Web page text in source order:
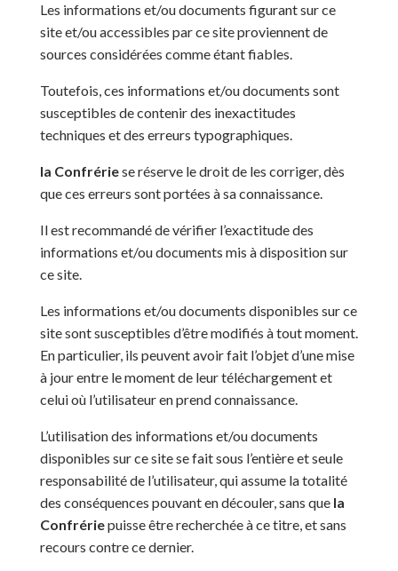
Les informations et/ou documents figurant sur ce
site et/ou accessibles par ce site proviennent de
sources considérées comme étant fiables.
Toutefois, ces informations et/ou documents sont
susceptibles de contenir des inexactitudes
techniques et des erreurs typographiques.
la Confrériese réserve le droit de les corriger, dès
que ces erreurs sont portées à sa connaissance.
Il est recommandé de vérifier l’exactitude des
informations et/ou documents mis à disposition sur
ce site.
Les informations et/ou documents disponibles sur ce
site sont susceptibles d’être modifiés à tout moment.
En particulier, ils peuvent avoir fait l’objet d’une mise
à jour entre le moment de leur téléchargement et
celui où l’utilisateur en prend connaissance.
L’utilisation des informations et/ou documents
disponibles sur ce site se fait sous l’entière et seule
responsabilité de l’utilisateur, qui assume la totalité
des conséquences pouvant en découler, sans que la
Confrériepuisse être recherchée à ce titre, et sans
recours contre ce dernier.